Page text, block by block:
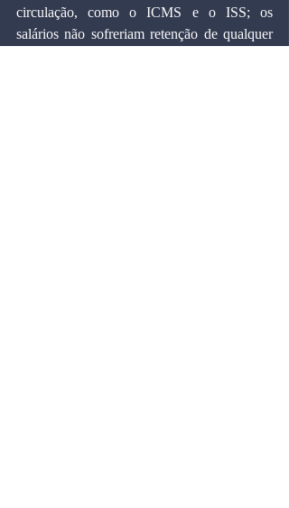
circulação, como o ICMS e o ISS; os
salários não sofreriam retenção de qualquer